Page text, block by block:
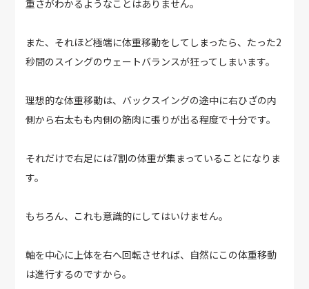
重さがわかるようなことはありません。
また、それほど極端に体重移動をしてしまったら、たった2
秒間のスイングのウェートバランスが狂ってしまいます。
理想的な体重移動は、バックスイングの途中に右ひざの内
側から右太もも内側の筋肉に張りが出る程度で十分です。
それだけで右足には7割の体重が集まっていることになりま
す。
もちろん、これも意識的にしてはいけません。
軸を中心に上体を右へ回転させれば、自然にこの体重移動
は進行するのですから。